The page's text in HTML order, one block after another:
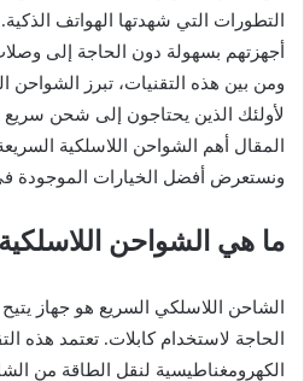
التطورات التي شهدتها الهواتف
أجهزتهم بسهولة دون الحاجة إلى
ومن بين هذه التقنيات، تبرز الشواحن
لأولئك الذين يحتاجون إلى شحن سريع
المقال أهم الشواحن اللاسلكية
ونستعرض أفضل الخيارات الموجودة
ما هي الشواحن
الشاحن اللاسلكي السريع هو جهاز
الحاجة لاستخدام كابلات. تعتمد هذه
الكهرومغناطيسية لنقل الطاقة من